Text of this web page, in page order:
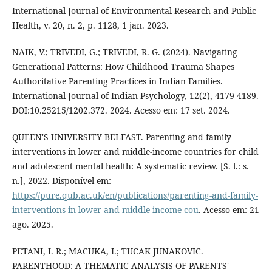
International Journal of Environmental Research and Public
Health, v. 20, n. 2, p. 1128, 1 jan. 2023.
NAIK, V.; TRIVEDI, G.; TRIVEDI, R. G. (2024). Navigating
Generational Patterns: How Childhood Trauma Shapes
Authoritative Parenting Practices in Indian Families.
International Journal of Indian Psychology, 12(2), 4179-4189.
DOI:10.25215/1202.372. 2024. Acesso em: 17 set. 2024.
QUEEN'S UNIVERSITY BELFAST. Parenting and family
interventions in lower and middle-income countries for child
and adolescent mental health: A systematic review. [S. l.: s.
n.], 2022. Disponível em:
https://pure.qub.ac.uk/en/publications/parenting-and-family-
interventions-in-lower-and-middle-income-cou. Acesso em: 21
ago. 2025.
PETANI, I. R.; MACUKA, I.; TUCAK JUNAKOVIC.
PARENTHOOD: A THEMATIC ANALYSIS OF PARENTS'